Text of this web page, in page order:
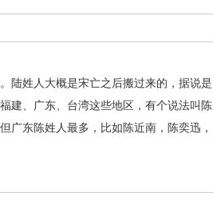
姓人大概是宋亡之后搬过来的，据说是
建、广东、台湾这些地区，有个说法叫陈
广东陈姓人最多，比如陈近南，陈奕迅，